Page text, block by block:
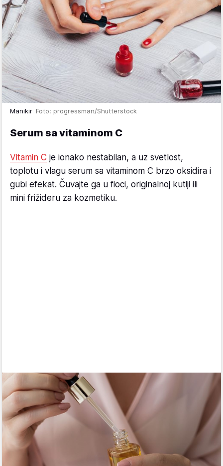
Manikir Foto: progressman/Shutterstock
Serum sa vitaminom C
Vitamin C je ionako nestabilan, a uz svetlost,
toplotu i vlagu serum sa vitaminom C brzo oksidira i
gubi efekat. Čuvajte ga u fioci, originalnoj kutiji ili
mini frižideru za kozmetiku.